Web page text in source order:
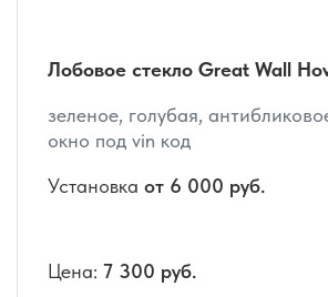
Лобовое стекло Great Wall
зеленое, голубая,
окно под vin код
Установка от 6 000 руб.
Цена: 7 300 руб.